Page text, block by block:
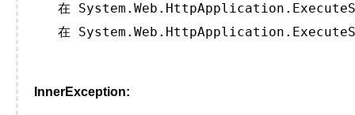
在
在
InnerException: